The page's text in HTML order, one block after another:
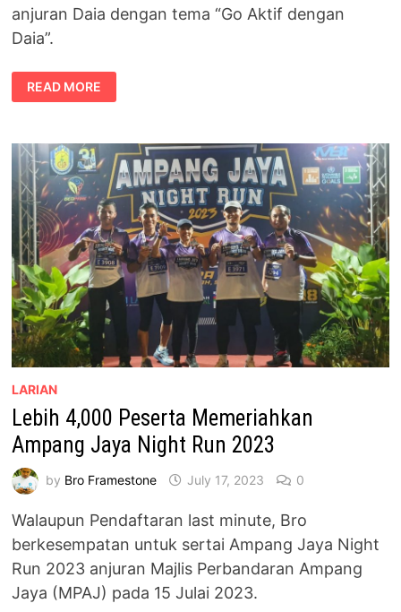
anjuran Daia dengan tema “Go Aktif dengan
Daia”.
LARIAN
‘GO
AKTIF
DI
ECO
GRANDEUR,
PUNCAK
ALAM
READ MORE
LARIAN
Lebih 4,000 Peserta Memeriahkan
Ampang Jaya Night Run 2023
by Bro Framestone July 17, 2023 0
Walaupun Pendaftaran last minute, Bro
berkesempatan untuk sertai Ampang Jaya Night
Run 2023 anjuran Majlis Perbandaran Ampang
Jaya (MPAJ) pada 15 Julai 2023.